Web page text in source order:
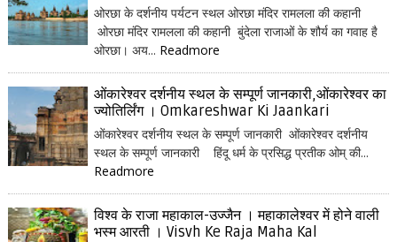
ओरछा के दर्शनीय पर्यटन स्थल ओरछा मंदिर रामलला की कहानी
ओरछा मंदिर रामलला की कहानी बुंदेला राजाओं के शौर्य का गवाह है
ओरछा। अय... Readmore
ओंकारेश्वर दर्शनीय स्थल के सम्पूर्ण जानकारी,ओंकारेश्वर का
ज्योतिर्लिंग । Omkareshwar Ki Jaankari
ओंकारेश्वर दर्शनीय स्थल के सम्पूर्ण जानकारी ओंकारेश्वर दर्शनीय
स्थल के सम्पूर्ण जानकारी हिंदू धर्म के प्रसिद्ध प्रतीक ओम् की...
Readmore
विश्व के राजा महाकाल-उज्जैन । महाकालेश्वर में होने वाली
भस्म आरती । Visvh Ke Raja Maha Kal